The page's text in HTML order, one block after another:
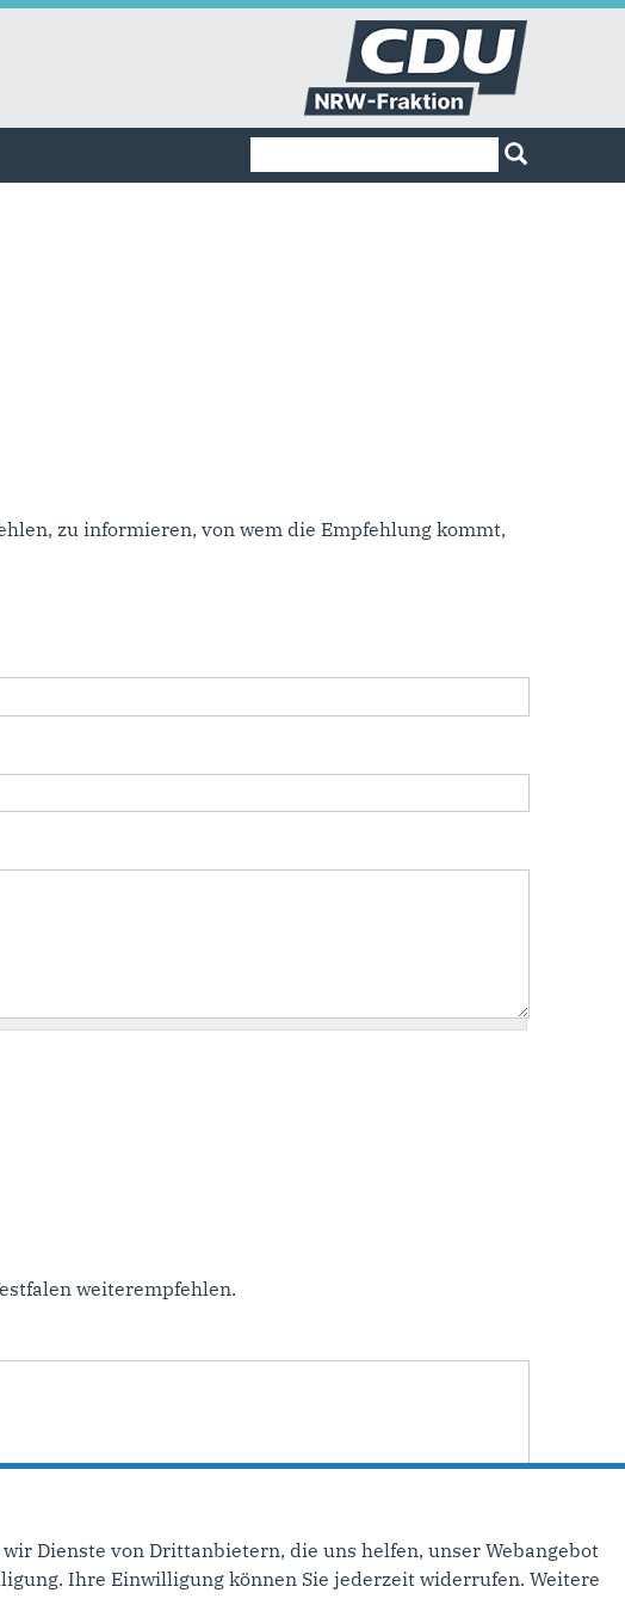
zu informieren, von wem die Empfehlung kommt,
weiterempfehlen.
Dienste von Drittanbietern, die uns helfen, unser Webangebot
Ihre Einwilligung können Sie jederzeit widerrufen. Weitere